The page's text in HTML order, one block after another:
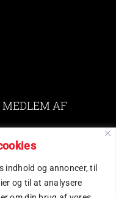
indhold og annoncer, til
og til at analysere
MEDLEM AF